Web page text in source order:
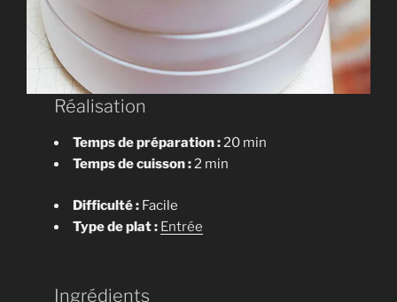
Réalisation
Temps de préparation :20 min
Temps de cuisson :2 min
Difficulté : Facile
Type de plat : Entrée
Ingrédients